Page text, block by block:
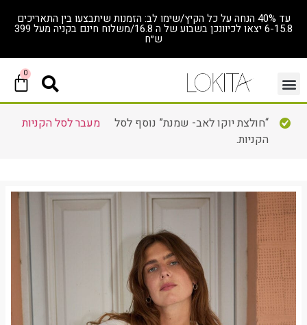
עד 40% הנחה על כל הקיץ/שימו לב: הזמנות שיתבצעו בין התאריכים
6-15.8 יצאו לכיוונכן בשבוע של ה 16.8/משלוח חינם בקניה מעל 399
ש״ח
0
מעבר לסל הקניות
“חולצת יוקו לאב- שמנת” נוסף לסל
הקניות.